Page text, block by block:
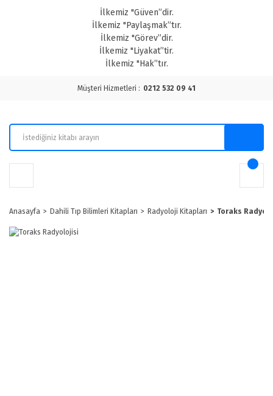
İlkemiz "Güven”dir.
İlkemiz "Paylaşmak”tır.
İlkemiz "Görev”dir.
İlkemiz "Liyakat”tir.
İlkemiz "Hak”tır.
Müşteri Hizmetleri : 0212 532 09 41
Anasayfa Dahili Tıp Bilimleri Kitapları Radyoloji Kitapları Toraks